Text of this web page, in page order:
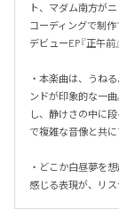
ト、マダム南方が
コーディングで制
デビューEP『正午
・本楽曲は、うね
ンドが印象的な一
し、静けさの中に
で複雑な音像と共
・どこか白昼夢を
感じる表現が、リ